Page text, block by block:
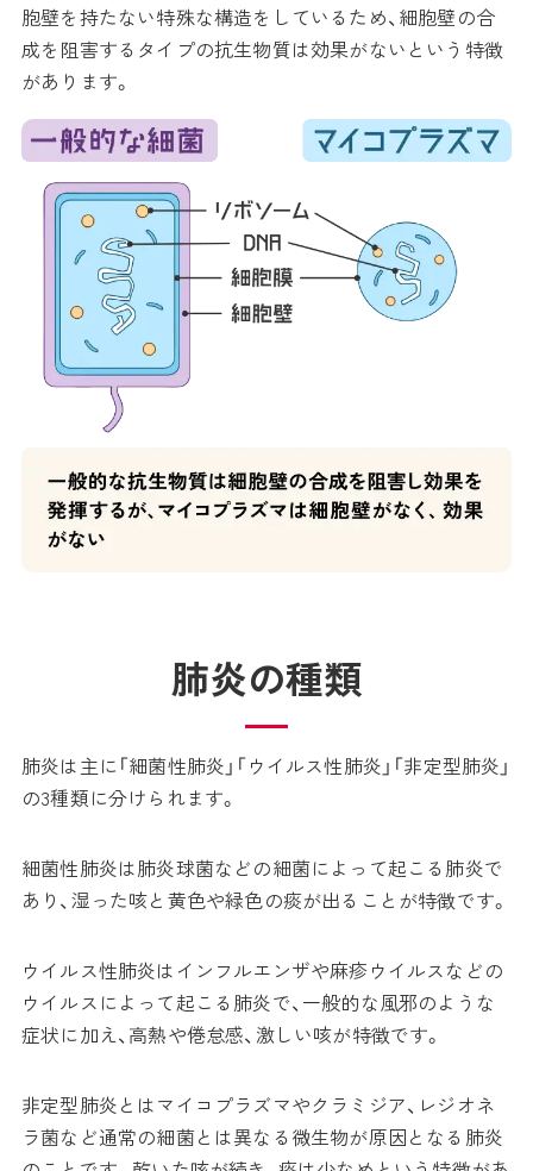
胞壁を持たない特殊な構造をしているため、細胞壁の合
成を阻害するタイプの抗生物質は効果がないという特徴
があります。
肺炎の種類
肺炎は主に「細菌性肺炎」「ウイルス性肺炎」「非定型肺炎」
の3種類に分けられます。
細菌性肺炎は肺炎球菌などの細菌によって起こる肺炎で
あり、湿った咳と黄色や緑色の痰が出ることが特徴です。
ウイルス性肺炎はインフルエンザや麻疹ウイルスなどの
ウイルスによって起こる肺炎で、一般的な風邪のような
症状に加え、高熱や倦怠感、激しい咳が特徴です。
非定型肺炎とはマイコプラズマやクラミジア、レジオネ
ラ菌など通常の細菌とは異なる微生物が原因となる肺炎